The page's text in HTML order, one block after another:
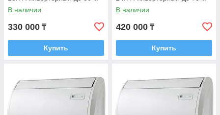
В наличии
330 000 ₸
Купить
В наличии
420 000 ₸
Купить